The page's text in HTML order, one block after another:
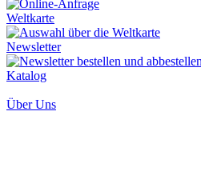
Weltkarte
Newsletter
Katalog
Über Uns